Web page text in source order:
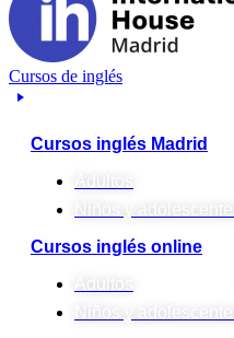
Cursos de inglés
Cursos inglés Madrid
Adultos
Niños y adolescentes
Cursos inglés online
Adultos
Niños y adolescentes